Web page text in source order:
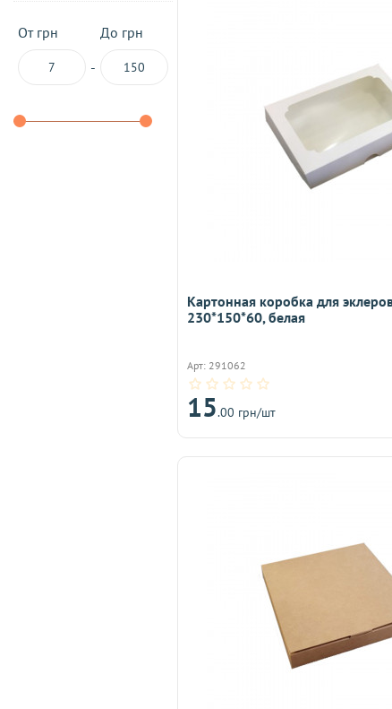
От грн
-
До грн
Картонная коробка для
230*150*60, белая
Арт: 291062
15.00 грн/шт